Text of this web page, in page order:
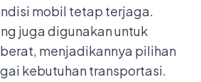
mobil tetap terjaga.
juga digunakan untuk
menjadikannya pilihan
kebutuhan transportasi.